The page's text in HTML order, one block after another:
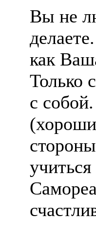
Вы не
как
Только
с